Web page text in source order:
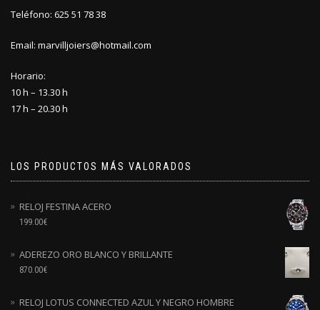
Teléfono: 625 51 78 38
Email: marvilljoiers@hotmail.com
Horario:
10 h – 13.30 h
17 h – 20.30 h
LOS PRODUCTOS MÁS VALORADOS
RELOJ FESTINA ACERO
199.00€
ADEREZO ORO BLANCO Y BRILLANTE
870.00€
RELOJ LOTUS CONNECTED AZUL Y NEGRO HOMBRE